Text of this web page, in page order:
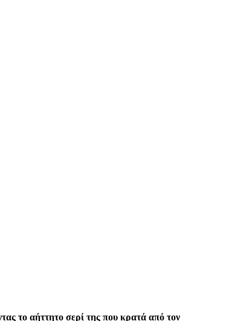
το αήττητο σερί της που κρατά από τον